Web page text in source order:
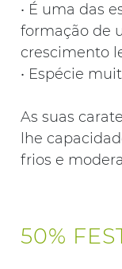
• É uma das
formação de
crescimento
• Espécie
As suas
lhe
frios e
50%